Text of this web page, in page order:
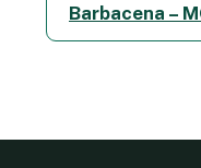
Barbacena –